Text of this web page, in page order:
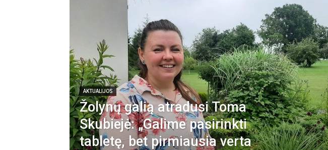
AKTUALIJOS
Žolynų galią atradusi Toma
Skubiejė: „Galime pasirinkti
tabletę, bet pirmiausia verta